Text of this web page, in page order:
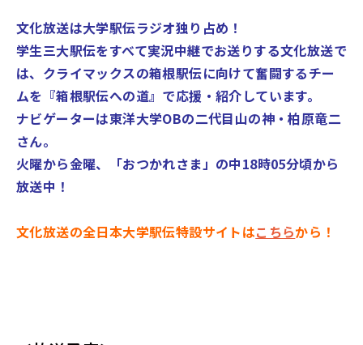
文化放送は大学駅伝ラジオ独り占め！
学生三大駅伝をすべて実況中継でお送りする文化放送で
は、クライマックスの箱根駅伝に向けて奮闘するチー
ムを『箱根駅伝への道』で応援・紹介しています。
ナビゲーターは東洋大学OBの二代目山の神・柏原竜二
さん。
火曜から金曜、「おつかれさま」の中18時05分頃から
放送中！
文化放送の全日本大学駅伝特設サイトはこちらから！